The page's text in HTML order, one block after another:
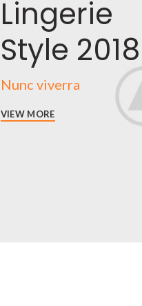
Lingerie
Style 2018
Nunc viverra
VIEW MORE